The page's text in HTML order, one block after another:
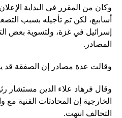
وكان من المقرر في البداية
أسابيع، لكن تم تأجيله بسبب
إسرائيل في غزة، ولتسوية بعض
المصادر.
وقالت عدة مصادر إن الصفقة قد
وقال فرهاد علاء الدين مستشار
الخارجية إن المحادثات الفنية
التحالف انتهت.